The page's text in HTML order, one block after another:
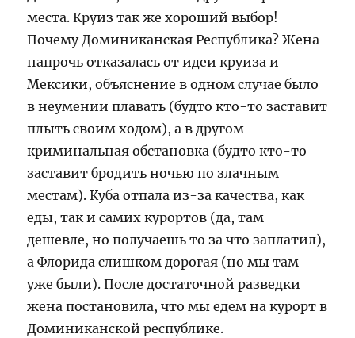
места. Круиз так же хороший выбор!
Почему Доминиканская Республика? Жена
напрочь отказалась от идеи круиза и
Мексики, объяснение в одном случае было
в неумении плавать (будто кто-то заставит
плыть своим ходом), а в другом —
криминальная обстановка (будто кто-то
заставит бродить ночью по злачным
местам). Куба отпала из-за качества, как
еды, так и самих курортов (да, там
дешевле, но получаешь то за что заплатил),
а Флорида слишком дорогая (но мы там
уже были). После достаточной разведки
жена постановила, что мы едем на курорт в
Доминиканской республике.